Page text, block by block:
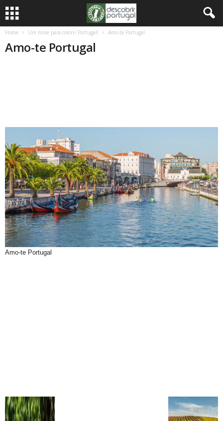
Home Um filme para colorir Portugal! Amo-te Portugal
Amo-te Portugal
Amo-te Portugal